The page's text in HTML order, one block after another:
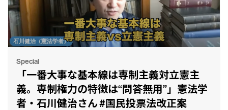
Special
「一番大事な基本線は専制主義対立憲主
義。専制権力の特徴は“問答無用”」憲法学
者・石川健治さん #国民投票法改正案